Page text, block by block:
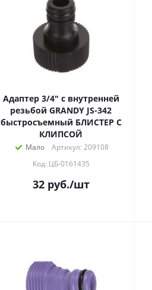
Адаптер 3/4" с внутренней
резьбой GRANDY JS-342
быстросъемный БЛИСТЕР С
КЛИПСОЙ
Мало
Артикул: 209108
Код: ЦБ-0161435
32руб./шт